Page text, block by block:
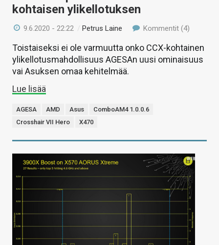
kohtaisen ylikellotuksen
9.6.2020 - 22:22 /Petrus Laine Kommentit (4)
Toistaiseksi ei ole varmuutta onko CCX-kohtainen
ylikellotusmahdollisuus AGESAn uusi ominaisuus
vai Asuksen omaa kehitelmää.
Lue lisää
AGESA AMD Asus
ComboAM4 1.0.0.6
Crosshair VII Hero
X470